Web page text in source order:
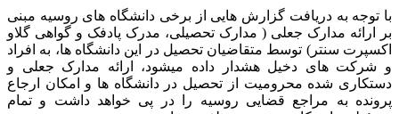
با توجه به دریافت گزارش هایی از برخی دانشگاه های روسیه مبنی
بر ارائه مدارک جعلی ( مدارک تحصیلی، مدرک پادفک و گواهی گلاو
اکسپرت سنتر) توسط متقاضیان تحصیل در این دانشگاه ها، به افراد
و شرکت های دخیل هشدار داده میشود، ارائه مدارک جعلی و
دستکاری شده محرومیت از تحصیل در دانشگاه ها و امکان ارجاع
پرونده به مراجع قضایی روسیه را در پی خواهد داشت و تمام